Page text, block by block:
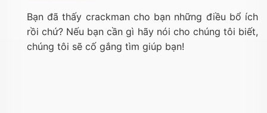
Bạn đã thấy crackman cho bạn những điều bổ ích
rồi chứ? Nếu bạn cần gì hãy nói cho chúng tôi biết,
chúng tôi sẽ cố gắng tìm giúp bạn!